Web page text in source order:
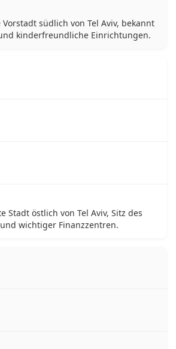
südlich von Tel Aviv, bekannt
kinderfreundliche Einrichtungen.
Stadt östlich von Tel Aviv, Sitz des
wichtiger Finanzzentren.